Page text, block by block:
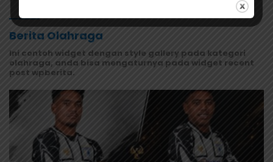
Berita Olahraga
Ini contoh widget dengan style gallery pada kategori
olahraga, anda bisa mengaturnya pada widget recent
post wpberita.